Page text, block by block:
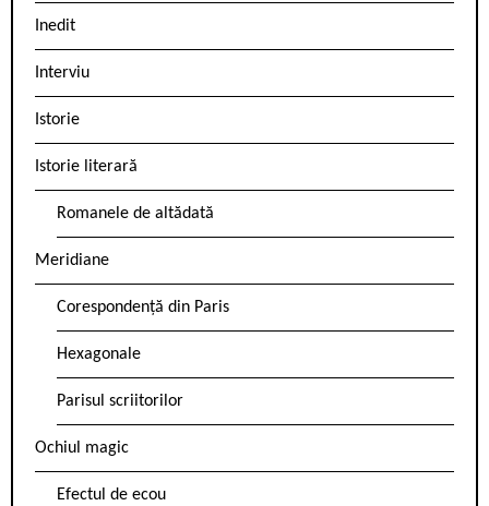
Inedit
Interviu
Istorie
Istorie literară
Romanele de altădată
Meridiane
Corespondență din Paris
Hexagonale
Parisul scriitorilor
Ochiul magic
Efectul de ecou